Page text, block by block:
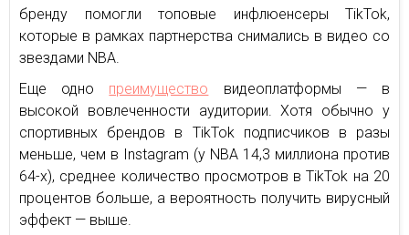
бренду помогли топовые инфлюенсеры TikTok,
которые в рамках партнерства снимались в видео со
звездами NBA.
Еще одно преимущество видеоплатформы — в
высокой вовлеченности аудитории. Хотя обычно у
спортивных брендов в TikTok подписчиков в разы
меньше, чем в Instagram (у NBA 14,3 миллиона против
64-х), среднее количество просмотров в TikTok на 20
процентов больше, а вероятность получить вирусный
эффект — выше.